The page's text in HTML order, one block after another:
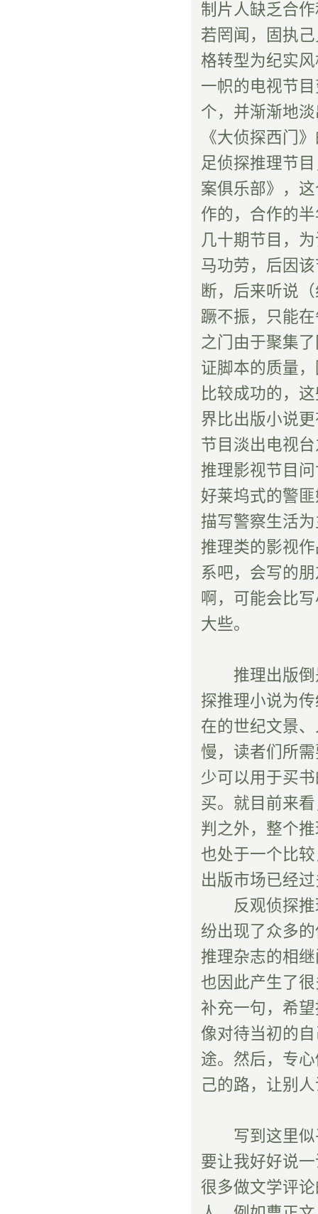
制片人缺乏合
若罔闻，固执
格转型为纪实
一帜的电视节
个，并渐渐地
《大侦探西门
足侦探推理节
案俱乐部》，
作的，合作的
几十期节目，
马功劳，后因
断，后来听说
蹶不振，只能
之门由于聚集
证脚本的质量
比较成功的，
界比出版小说
节目淡出电视
推理影视节目
好莱坞式的警
描写警察生活
推理类的影视
系吧，会写的
啊，可能会比
大些。
推理出版倒
探推理小说为
在的世纪文景
慢，读者们所
少可以用于买
买。就目前来
判之外，整个
也处于一个比
出版市场已经
反观侦探推
纷出现了众多
推理杂志的相
也因此产生了
补充一句，希
像对待当初的
途。然后，专
己的路，让别
写到这里似
要让我好好说
很多做文学评